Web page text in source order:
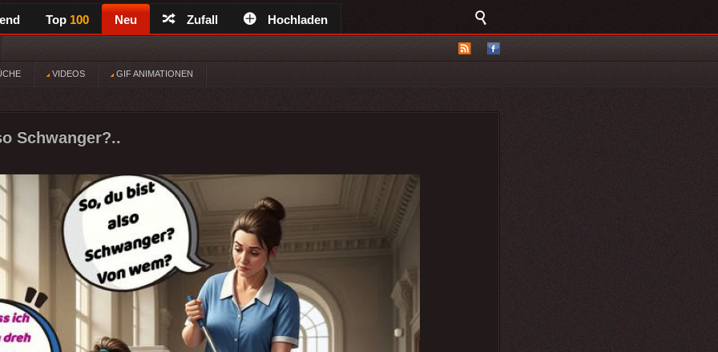
Top 100 Neu Zufall Hochladen
VIDEOS GIF ANIMATIONEN
Schwanger?..